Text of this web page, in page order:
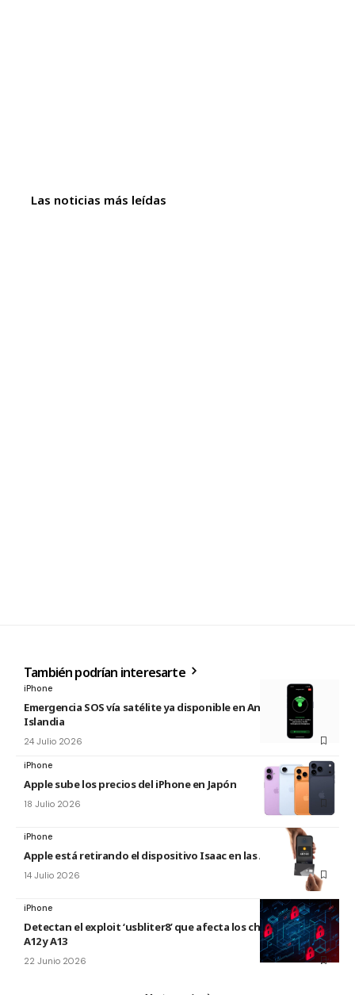
Las noticias más leídas
También podrían interesarte
iPhone
Emergencia SOS vía satélite ya disponible en Andorra e
Islandia
24 Julio 2026
iPhone
Apple sube los precios del iPhone en Japón
18 Julio 2026
iPhone
Apple está retirando el dispositivo Isaac en las Apple Store
14 Julio 2026
iPhone
Detectan el exploit ‘usbliter8’ que afecta los chips de Apple
A12 y A13
22 Junio 2026